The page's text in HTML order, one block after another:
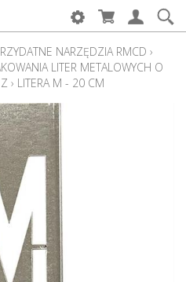
NARZĘDZIA RMCD ›
LITER METALOWYCH O
› LITERA M - 20 CM